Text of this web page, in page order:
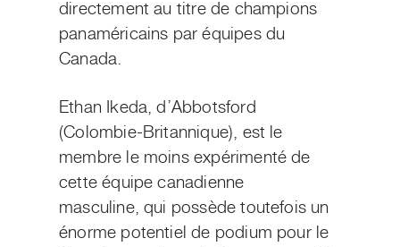
directement au titre de champions
panaméricains par équipes du
Canada.
Ethan Ikeda, d’Abbotsford
(Colombie-Britannique), est le
membre le moins expérimenté de
cette équipe canadienne
masculine, qui possède toutefois un
énorme potentiel de podium pour le